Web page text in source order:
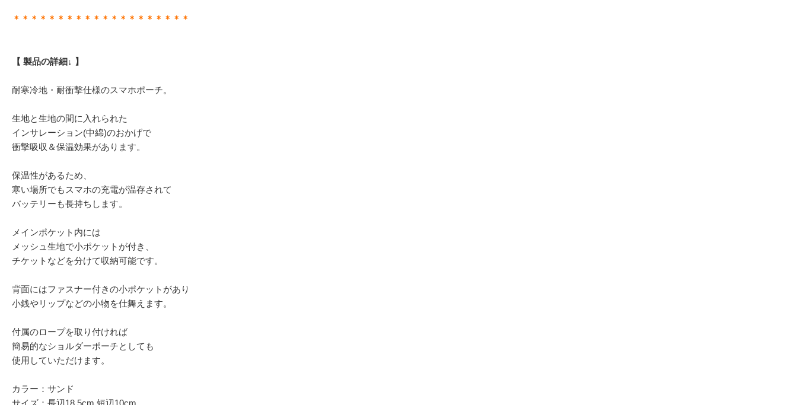
＊＊＊＊＊＊＊＊＊＊＊＊＊＊＊＊＊＊＊＊
【 製品の詳細↓ 】
耐寒冷地・耐衝撃仕様のスマホポーチ。
生地と生地の間に入れられた
インサレーション(中綿)のおかげで
衝撃吸収＆保温効果があります。
保温性があるため、
寒い場所でもスマホの充電が温存されて
バッテリーも長持ちします。
メインポケット内には
メッシュ生地で小ポケットが付き、
チケットなどを分けて収納可能です。
背面にはファスナー付きの小ポケットがあり
小銭やリップなどの小物を仕舞えます。
付属のロープを取り付ければ
簡易的なショルダーポーチとしても
使用していただけます。
カラー：サンド